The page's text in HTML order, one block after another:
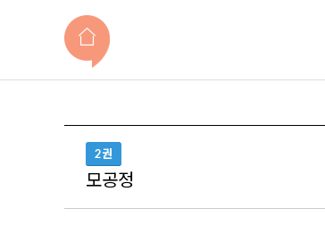
2권
모공정